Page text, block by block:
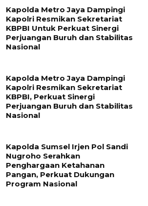
Kapolda Metro Jaya Dampingi
Kapolri Resmikan Sekretariat
KBPBI Untuk Perkuat Sinergi
Perjuangan Buruh dan Stabilitas
Nasional
Kapolda Metro Jaya Dampingi
Kapolri Resmikan Sekretariat
KBPBI, Perkuat Sinergi
Perjuangan Buruh dan Stabilitas
Nasional
Kapolda Sumsel Irjen Pol Sandi
Nugroho Serahkan
Penghargaan Ketahanan
Pangan, Perkuat Dukungan
Program Nasional